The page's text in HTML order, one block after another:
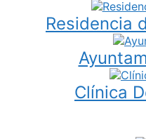
Residencia
Clínica